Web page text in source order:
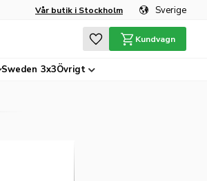
Vår butik i Stockholm Sverige
Favoriter
Kundvagn
Sweden 3x3Övrigt